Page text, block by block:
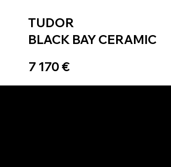
TUDOR
BLACK BAY CERAMIC
7 170 €